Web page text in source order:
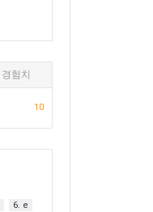
경험치
10
6. e